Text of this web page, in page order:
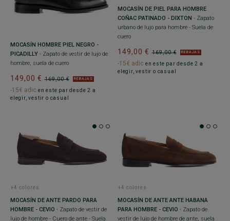
MOCASÍN HOMBRE PIEL NEGRO -
PICADILLY - Zapato de vestir de lujo de
hombre, suela de cuero
169,00 €
149,00 € REBAJAS
-15€ adic en este par desde 2 a
elegir, vestir o casual
MOCASÍN DE PIEL PARA HOMBRE
COÑAC PATINADO - DIXTON - Zapato
urbano de lujo para hombre - Suela de
cuero
169,00 €
149,00 € REBAJAS
-15€ adic en este par desde 2 a
elegir, vestir o casual
+4 colores
MOCASÍN DE ANTE PARDO PARA
HOMBRE - CEVIO - Zapato de vestir de
lujo de hombre - Cuero de ante - Suela
+4 colores
MOCASÍN DE ANTE ANTE HABANA
PARA HOMBRE - CEVIO - Zapato de
vestir de lujo de hombre de ante, suela